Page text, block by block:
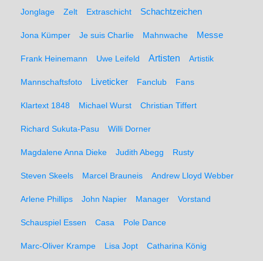
Jonglage Zelt Extraschicht Schachtzeichen
Jona Kümper Je suis Charlie Mahnwache Messe
Frank Heinemann Uwe Leifeld Artisten Artistik
Mannschaftsfoto Liveticker Fanclub Fans
Klartext 1848 Michael Wurst Christian Tiffert
Richard Sukuta-Pasu Willi Dorner
Magdalene Anna Dieke Judith Abegg Rusty
Steven Skeels Marcel Brauneis Andrew Lloyd Webber
Arlene Phillips John Napier Manager Vorstand
Schauspiel Essen Casa Pole Dance
Marc-Oliver Krampe Lisa Jopt Catharina König